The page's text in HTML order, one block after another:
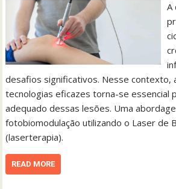
A
desafios significativos. Nesse contexto,
tecnologias eficazes torna-se essencial
adequado dessas lesões. Uma
fotobiomodulação utilizando o Laser de
(laserterapia).
READ MORE